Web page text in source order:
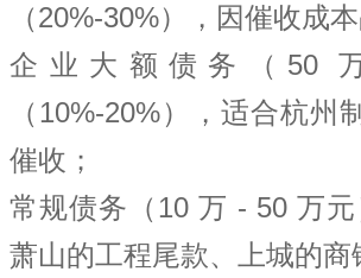
（20%-30%），因催收成
企业大额债务（50
（10%-20%），适合杭
催收；
常规债务（10 万 - 50 万
萧山的工程尾款、上城的商